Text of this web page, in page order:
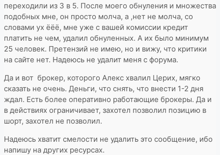
переходили из 3 в 5. После моего обнуления и множества
подобных мне, он просто молча, а ,нет не молча, со
словами ух ёёё, мне уже с вашей комиссии кредит
платить не чем, удалил обнуленных. А их было минимум
25 человек. Претензий не имею, но и вижу, что критики
на сайте нет. Надеюсь не удалит меня с форума.
Да и вот брокер, которого Алекс хвалил Церих, мягко
сказать не очень. Деньги, что снять, что внести 1-2 дня
ждал. Есть более оперативно работающие брокеры. Да и
в действиях ограничивает, захотел позволил позицию в
шорт, захотел не позволил.
Надеюсь хватит смелости не удалить это сообщение, ибо
напишу на других ресурсах.